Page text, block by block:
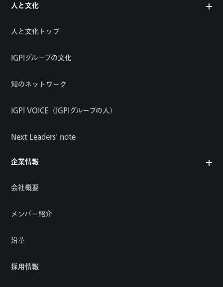
人と文化
人と文化トップ
IGPIグループの文化
知のネットワーク
IGPI VOICE（IGPIグループの人）
Next Leaders' note
企業情報
会社概要
メンバー紹介
沿革
採用情報